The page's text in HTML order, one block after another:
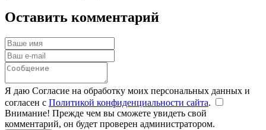
Оставить комментарий
Я даю Согласие на обработку моих персональных данных и
согласен с Политикой конфиденциальности сайта.
Внимание! Прежде чем вы сможете увидеть свой
комментарий, он будет проверен администратором.